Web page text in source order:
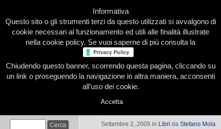
Home Presentazione Redazione Le nostre firme
Mandami a dire
Settembre 2, 2005 in Libri da Stefano Mola
Informativa
Questo sito o gli strumenti terzi da questo utilizzati si avvalgono di
cookie necessari al funzionamento ed utili alle finalità illustrate
nella cookie policy. Se vuoi saperne di più consulta la
Chiudendo questo banner, scorrendo questa pagina, cliccando su
un link o proseguendo la navigazione in altra maniera, acconsenti
all’uso dei cookie.
Accetta